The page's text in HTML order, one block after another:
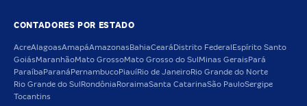
CONTADORES POR ESTADO
AcreAlagoasAmapáAmazonas BahiaCeará Distrito Federal Espírito Santo
GoiásMaranhãoMato GrossoMato Grosso do Sul Minas Gerais Pará
Paraíba Paraná PernambucoPiauíRio de JaneiroRio Grande do Norte
Rio Grande do Sul Rondônia RoraimaSanta CatarinaSão PauloSergipe
Tocantins